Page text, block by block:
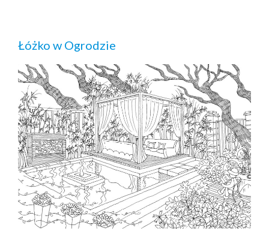
Łóżko w Ogrodzie